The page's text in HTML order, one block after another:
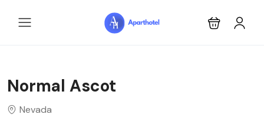
Normal Ascot
Nevada